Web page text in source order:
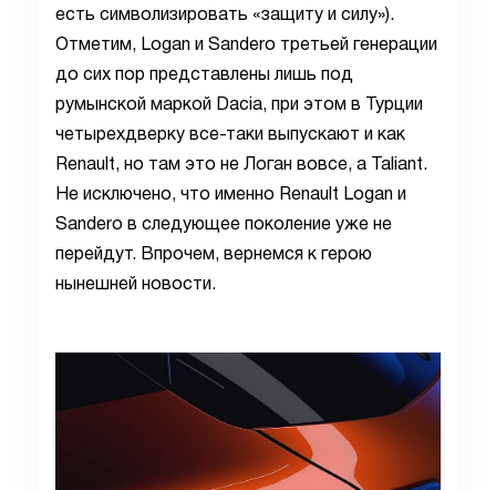
есть символизировать «защиту и силу»).
Отметим, Logan и Sandero третьей генерации
до сих пор представлены лишь под
румынской маркой Dacia, при этом в Турции
четырехдверку все-таки выпускают и как
Renault, но там это не Логан вовсе, а Taliant.
Не исключено, что именно Renault Logan и
Sandero в следующее поколение уже не
перейдут. Впрочем, вернемся к герою
нынешней новости.